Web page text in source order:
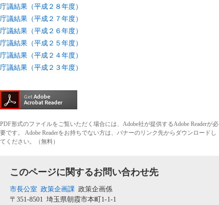
庁議結果（平成２８年度）
庁議結果（平成２７年度）
庁議結果（平成２６年度）
庁議結果（平成２５年度）
庁議結果（平成２４年度）
庁議結果（平成２３年度）
PDF形式のファイルをご覧いただく場合には、Adobe社が提供するAdobe Readerが必
要です。
Adobe Readerをお持ちでない方は、バナーのリンク先からダウンロードし
てください。（無料）
このページに関するお問い合わせ先
市長公室 政策企画課 政策企画係
〒351-8501 埼玉県朝霞市本町1-1-1